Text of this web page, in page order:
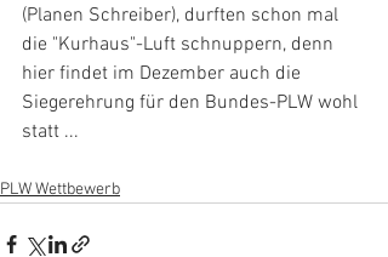
(Planen Schreiber), durften schon mal
die "Kurhaus"-Luft schnuppern, denn
hier findet im Dezember auch die
Siegerehrung für den Bundes-PLW wohl
statt ...
PLW Wettbewerb